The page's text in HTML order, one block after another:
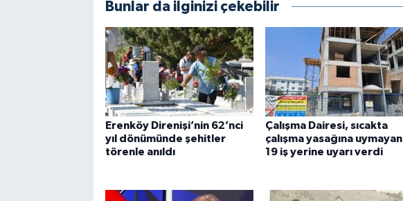
Bunlar da ilginizi çekebilir
Erenköy Direnişi’nin 62’nci
yıl dönümünde şehitler
törenle anıldı
Çalışma Dairesi, sıcakta
çalışma yasağına uymayan
19 iş yerine uyarı verdi